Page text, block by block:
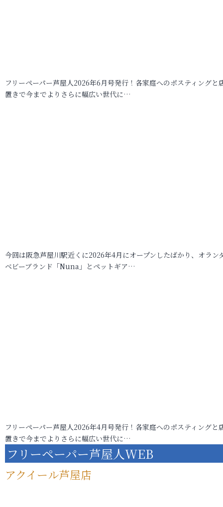
フリーペーパー芦屋人2026年6月号発行！各家庭へのポスティングと
置きで今までよりさらに幅広い世代に…
今回は阪急芦屋川駅近くに2026年4月にオープンしたばかり、オラン
ベビーブランド「Nuna」とペットギア…
フリーペーパー芦屋人2026年4月号発行！各家庭へのポスティングと
置きで今までよりさらに幅広い世代に…
フリーペーパー芦屋人WEB
アクイール芦屋店